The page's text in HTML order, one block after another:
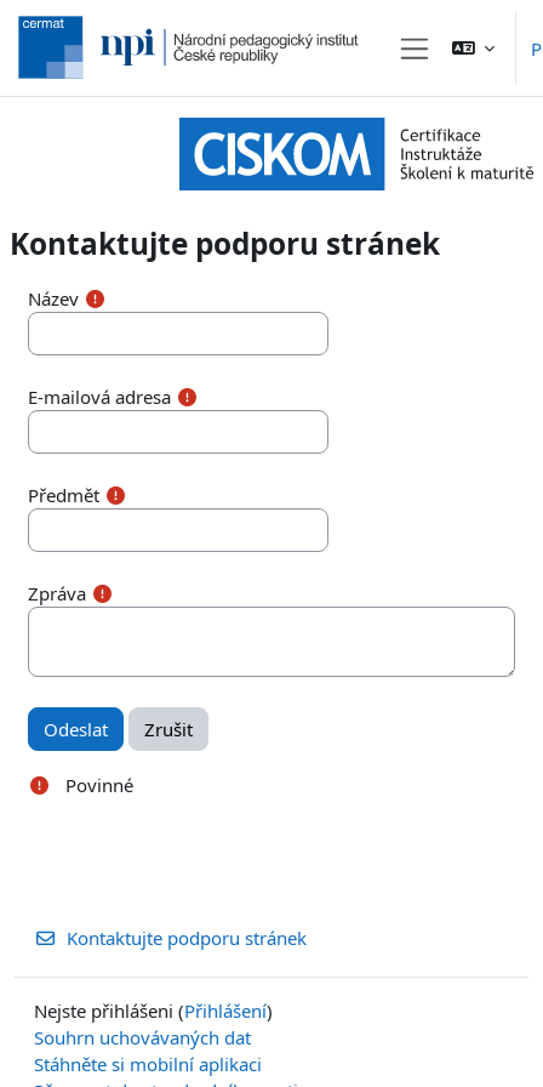
Přejít k hlavnímu obsahu
Kontaktujte podporu stránek
Název
E-mailová adresa
Předmět
Zpráva
Povinné
Kontaktujte podporu stránek
Nejste přihlášeni (Přihlášení)
Souhrn uchovávaných dat
Stáhněte si mobilní aplikaci